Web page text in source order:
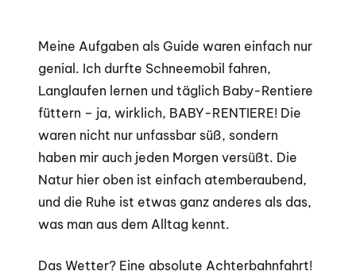
Meine Aufgaben als Guide waren einfach nur
genial. Ich durfte Schneemobil fahren,
Langlaufen lernen und täglich Baby-Rentiere
füttern – ja, wirklich, BABY-RENTIERE! Die
waren nicht nur unfassbar süß, sondern
haben mir auch jeden Morgen versüßt. Die
Natur hier oben ist einfach atemberaubend,
und die Ruhe ist etwas ganz anderes als das,
was man aus dem Alltag kennt.
Das Wetter? Eine absolute Achterbahnfahrt!